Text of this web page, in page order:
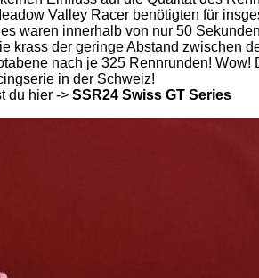
Valley Racer benötigten für
waren innerhalb von nur 50
krass der geringe Abstand zwischen
nach je 325 Rennrunden!
in der Schweiz!
du hier -> SSR24 Swiss GT Series